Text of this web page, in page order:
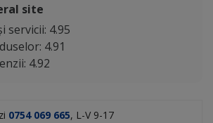
site
servicii: 4.95
4.91
4.92
0754 069 665, L-V 9-17